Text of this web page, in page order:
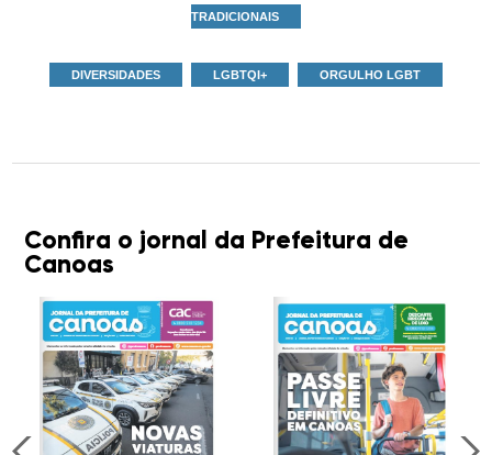
TRADICIONAIS
DIVERSIDADES LGBTQI+ ORGULHO LGBT
Confira o jornal da Prefeitura de
Canoas